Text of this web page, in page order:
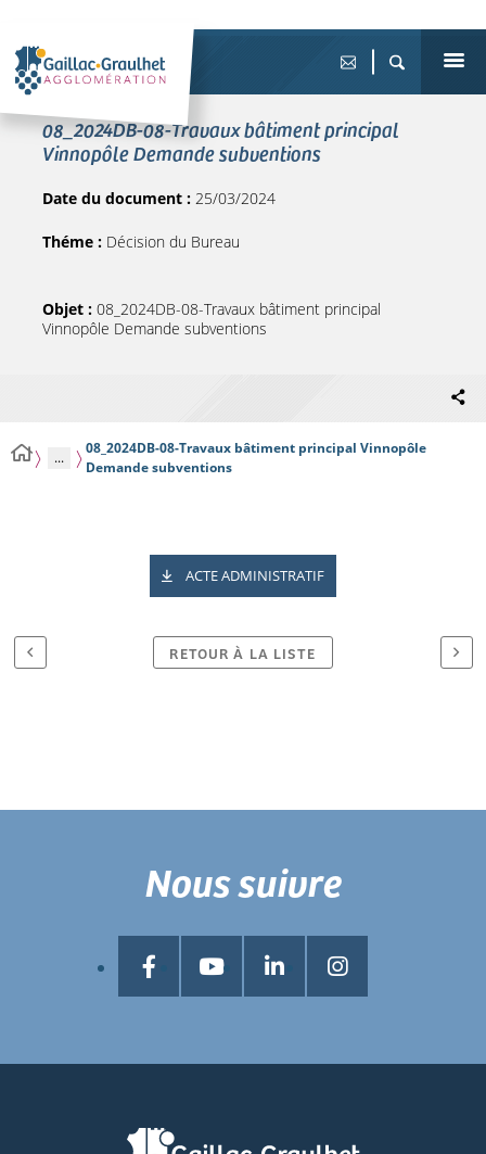
08_2024DB-08-Travaux bâtiment principal
Vinnopôle Demande subventions
Date du document : 25/03/2024
Théme : Décision du Bureau
Objet : 08_2024DB-08-Travaux bâtiment principal
Vinnopôle Demande subventions
...
08_2024DB-08-Travaux bâtiment principal Vinnopôle
Demande subventions
ACTE ADMINISTRATIF
RETOUR À LA LISTE
Nous suivre